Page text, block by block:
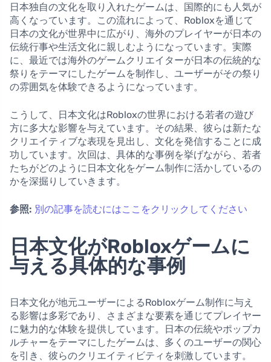
日本独自の文化を取り入れたゲームは、国際的にも人気が
高くなっています。この流れによって、Robloxを通じて
日本の文化が世界中に広がり、海外のプレイヤーが日本の
伝統行事や生活文化に親しむようになっています。実際
に、最近では海外のゲームクリエイターが日本の伝統的な
祭りをテーマにしたゲームを制作し、ユーザーがその祭り
の雰囲気を体験できるようになっています。
こうして、日本文化はRobloxの世界における若者の遊び
方に多大な影響を与えています。その結果、彼らは新たな
クリエイティブな表現を見出し、文化を発信することに成
功しています。次回は、具体的な事例を挙げながら、若者
たちがどのように日本文化をゲーム制作に活かしているの
かを深掘りしていきます。
参照: 別の記事を読むにはここをクリックしてください
日本文化がRobloxゲームに
与える具体的な事例
日本文化が地元ユーザーによるRobloxゲーム制作に与え
る影響は多彩であり、さまざまな要素を通じてプレイヤー
に魅力的な体験を提供しています。日本の伝統やポップカ
ルチャーをテーマにしたゲームは、多くのユーザーの関心
を引き、彼らのクリエイティビティを刺激しています。